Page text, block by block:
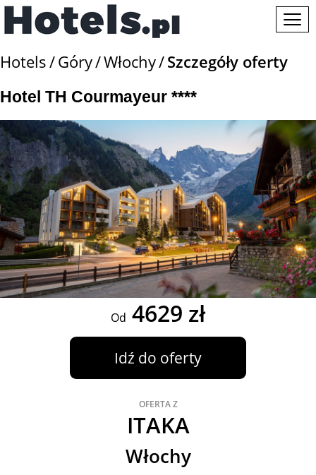
Hotels Góry Włochy Szczegóły oferty
Hotel TH Courmayeur ****
Od 4629 zł
Idź do oferty
OFERTA Z
ITAKA
Włochy